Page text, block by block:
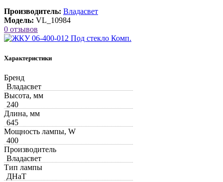
Производитель: Владасвет
Модель: VL_10984
0 отзывов
Характеристики
Бренд
Владасвет
Высота, мм
240
Длина, мм
645
Мощность лампы, W
400
Производитель
Владасвет
Тип лампы
ДНаТ